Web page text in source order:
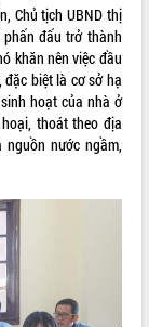
Chủ tịch UBND thị
đấu trở thành
khăn nên việc đầu
biệt là cơ sở hạ
hoạt của nhà ở
thoát theo địa
nước ngầm,